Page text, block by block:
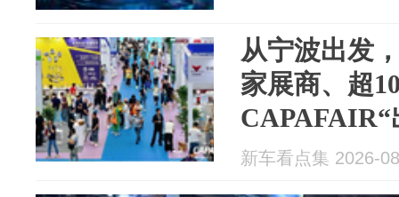
从宁波出发
家展商、超
CAPAFAIR“
新车看点集 2026-